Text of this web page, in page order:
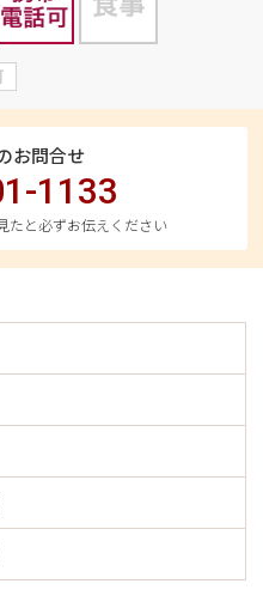
お問合せ
1133
たと必ずお伝えください